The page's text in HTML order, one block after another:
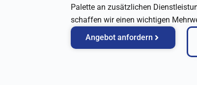
Palette an zusätzlichen
schaffen wir einen wichtigen
Angebot anfordern